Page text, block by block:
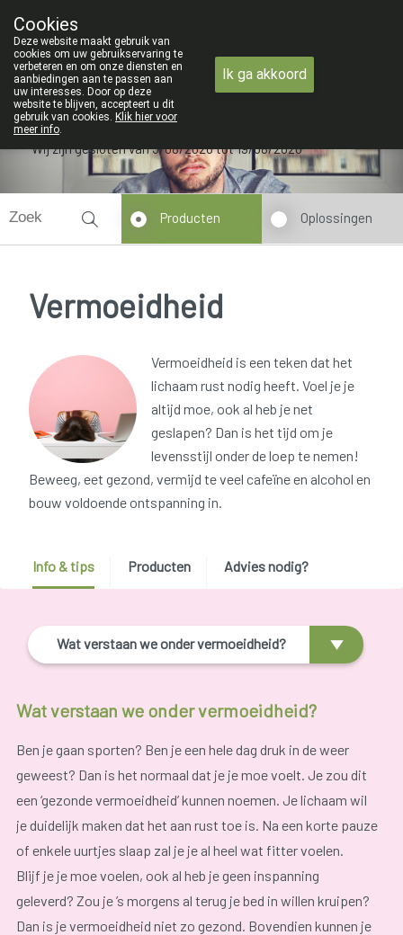
09 228 32 36
Wij zijn gesloten van 3/08/2026 tot 19/08/2026
Producten Oplossingen
Vermoeidheid
Vermoeidheid is een teken dat het
lichaam rust nodig heeft. Voel je je
altijd moe, ook al heb je net
geslapen? Dan is het tijd om je
levensstijl onder de loep te nemen!
Beweeg, eet gezond, vermijd te veel cafeïne en alcohol en
bouw voldoende ontspanning in.
Info & tips Producten Advies nodig?
Wat verstaan we onder vermoeidheid?
Wat verstaan we onder vermoeidheid?
Ben je gaan sporten? Ben je een hele dag druk in de weer
geweest? Dan is het normaal dat je je moe voelt. Je zou dit
een ‘gezonde vermoeidheid’ kunnen noemen. Je lichaam wil
je duidelijk maken dat het aan rust toe is. Na een korte pauze
of enkele uurtjes slaap zal je je al heel wat fitter voelen.
Blijf je je moe voelen, ook al heb je geen inspanning
geleverd? Zou je ’s morgens al terug je bed in willen kruipen?
Dan is je vermoeidheid niet zo gezond. Bovendien kunnen je
Cookies
Deze website maakt gebruik van
cookies om uw gebruikservaring te
verbeteren en om onze diensten en
aanbiedingen aan te passen aan
uw interesses. Door op deze
website te blijven, accepteert u dit
gebruik van cookies. Klik hier voor
meer info.
Ik ga akkoord